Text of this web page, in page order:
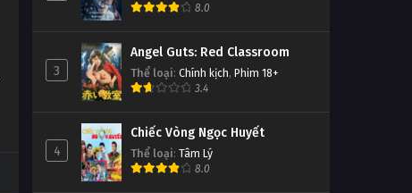
8.0
3
Angel Guts: Red Classroom
Thể loại: Chính kịch, Phim 18+
3.4
4
Chiếc Vòng Ngọc Huyết
Thể loại: Tâm Lý
8.0